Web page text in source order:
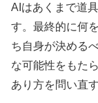
AIはあくまで道
す。最終的に何
ち自身が決める
な可能性をもた
あり方を問い直